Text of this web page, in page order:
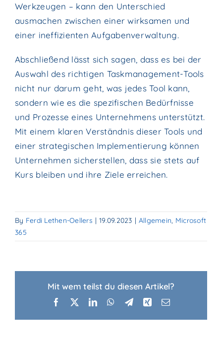
Werkzeugen – kann den Unterschied
ausmachen zwischen einer wirksamen und
einer ineffizienten Aufgabenverwaltung.
Abschließend lässt sich sagen, dass es bei der
Auswahl des richtigen Taskmanagement-Tools
nicht nur darum geht, was jedes Tool kann,
sondern wie es die spezifischen Bedürfnisse
und Prozesse eines Unternehmens unterstützt.
Mit einem klaren Verständnis dieser Tools und
einer strategischen Implementierung können
Unternehmen sicherstellen, dass sie stets auf
Kurs bleiben und ihre Ziele erreichen.
By Ferdi Lethen-Oellers | 19.09.2023 | Allgemein, Microsoft
365
Mit wem teilst du diesen Artikel?
Facebook LinkedInWhatsApp
Telegram
XingEmail